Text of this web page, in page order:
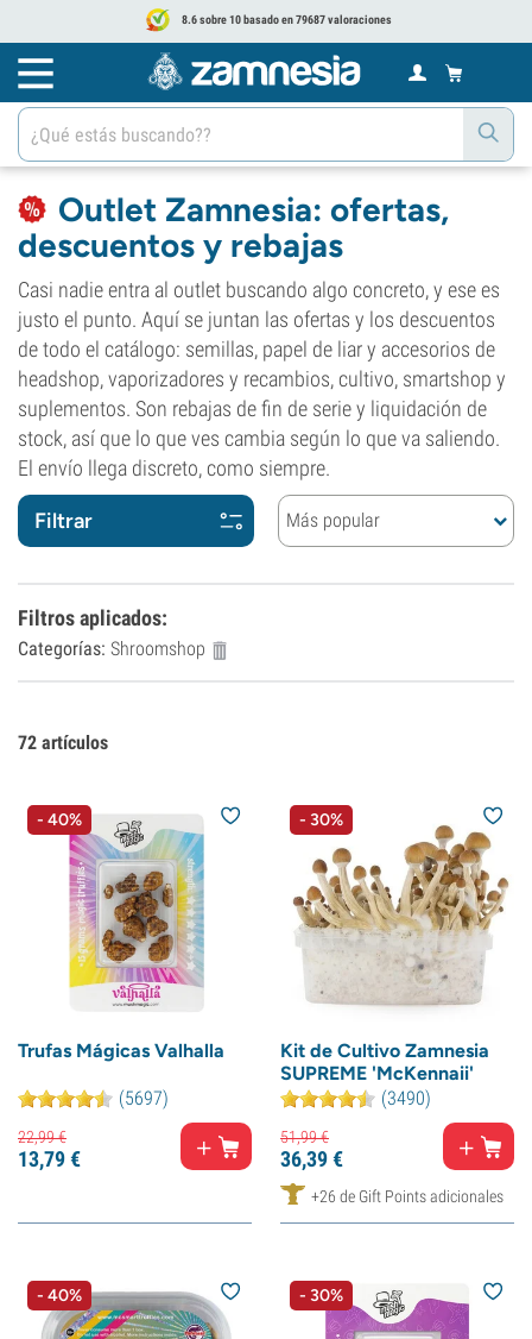
8.6 sobre 10 basado en 79687 valoraciones
Outlet Zamnesia: ofertas,
descuentos y rebajas
Casi nadie entra al outlet buscando algo concreto, y ese es
justo el punto. Aquí se juntan las ofertas y los descuentos
de todo el catálogo: semillas, papel de liar y accesorios de
headshop, vaporizadores y recambios, cultivo, smartshop y
suplementos. Son rebajas de fin de serie y liquidación de
stock, así que lo que ves cambia según lo que va saliendo.
El envío llega discreto, como siempre.
Filtrar
Filtros aplicados:
Categorías: Shroomshop
Más popular
72 artículos
- 40%
Trufas Mágicas Valhalla
(5697)
22,99€
13,79€
- 30%
Kit de Cultivo Zamnesia
SUPREME 'McKennaii'
(3490)
51,99€
36,39€
+26 de Gift Points adicionales
- 40% - 30%